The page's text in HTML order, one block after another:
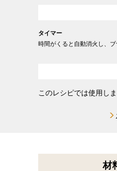
タイマー
時間がくると自動消火し、
このレシピでは使用しま
材